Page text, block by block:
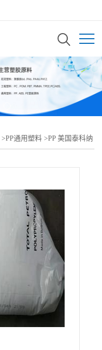
>PP通用塑料 >PP 美国泰科纳